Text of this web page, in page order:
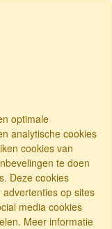
optimale
analytische cookies
cookies van
te doen
Deze cookies
op sites
media cookies
Meer informatie